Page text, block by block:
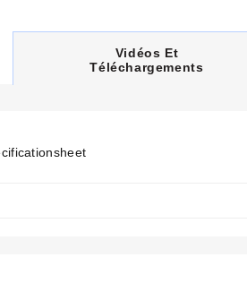
C
U
Vidéos Et
Téléchargements